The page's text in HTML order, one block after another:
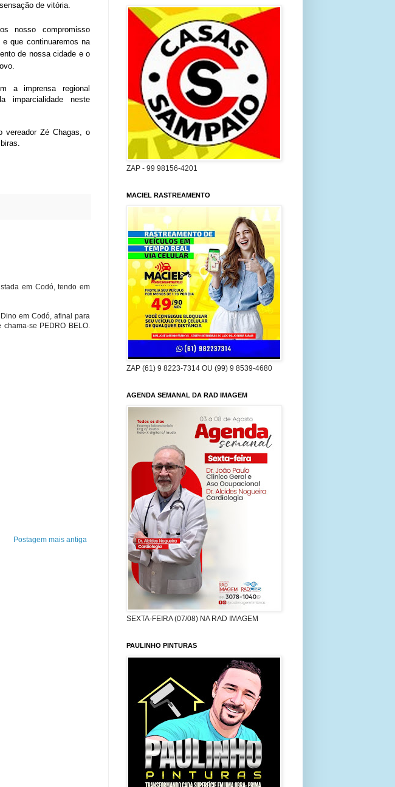
de vitória.
nosso compromisso
que continuaremos na
de nossa cidade e o
a imprensa regional
imparcialidade neste
vereador Zé Chagas, o
em Codó, tendo em
em Codó, afinal para
se PEDRO BELO.
Postagem mais antiga
ZAP - 99 98156-4201
MACIEL RASTREAMENTO
ZAP (61) 9 8223-7314 OU (99) 9 8539-4680
AGENDA SEMANAL DA RAD IMAGEM
SEXTA-FEIRA (07/08) NA RAD IMAGEM
PAULINHO PINTURAS